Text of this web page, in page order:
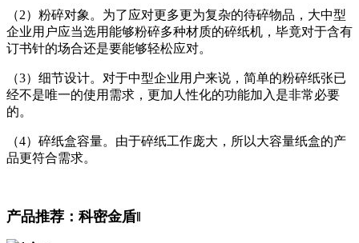
（2）粉碎对象。为了应对更多更为复杂的待碎物品，大中型
企业用户应当选用能够粉碎多种材质的碎纸机，毕竟对于含有
订书针的场合还是要能够轻松应对。
（3）细节设计。对于中型企业用户来说，简单的粉碎纸张已
经不是唯一的使用需求，更加人性化的功能加入是非常必要
的。
（4）碎纸盒容量。由于碎纸工作庞大，所以大容量纸盒的产
品更符合需求。
产品推荐：科密金盾‖